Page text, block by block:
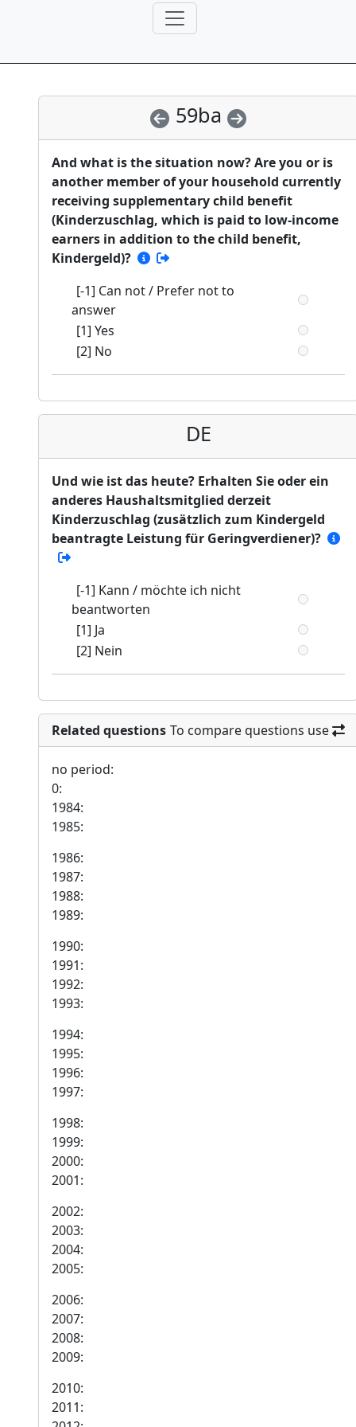
59ba
And what is the situation now? Are you or is
another member of your household currently
receiving supplementary child benefit
(Kinderzuschlag, which is paid to low-income
earners in addition to the child benefit,
Kindergeld)?
[-1] Can not / Prefer not to
answer
[1] Yes
[2] No
DE
Und wie ist das heute? Erhalten Sie oder ein
anderes Haushaltsmitglied derzeit
Kinderzuschlag (zusätzlich zum Kindergeld
beantragte Leistung für Geringverdiener)?
[-1] Kann / möchte ich nicht
beantworten
[1] Ja
[2] Nein
Related questions To compare questions use
no period:
0:
1984:
1985:
1986:
1987:
1988:
1989:
1990:
1991:
1992:
1993:
1994:
1995:
1996:
1997:
1998:
1999:
2000:
2001:
2002:
2003:
2004:
2005:
2006:
2007:
2008:
2009:
2010:
2011: